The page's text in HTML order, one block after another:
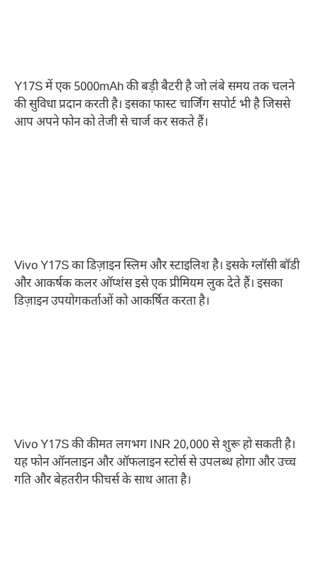
Y17S में एक 5000mAh की बड़ी बैटरी है जो लंबे समय तक चलने
की सुविधा प्रदान करती है। इसका फास्ट चार्जिंग सपोर्ट भी है जिससे
आप अपने फोन को तेजी से चार्ज कर सकते हैं।
Vivo Y17S का डिज़ाइन स्लिम और स्टाइलिश है। इसके ग्लॉसी बॉडी
और आकर्षक कलर ऑप्शंस इसे एक प्रीमियम लुक देते हैं। इसका
डिज़ाइन उपयोगकर्ताओं को आकर्षित करता है।
Vivo Y17S की कीमत लगभग INR 20,000 से शुरू हो सकती है।
यह फोन ऑनलाइन और ऑफलाइन स्टोर्स से उपलब्ध होगा और उच्च
गति और बेहतरीन फीचर्स के साथ आता है।